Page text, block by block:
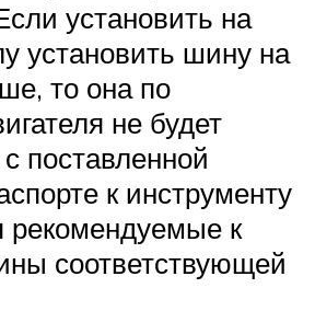
установить на
установить шину на
то она по
не будет
поставленной
к инструменту
рекомендуемые к
соответствующей